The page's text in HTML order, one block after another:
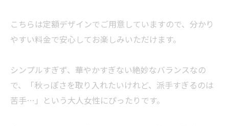
こちらは定額デザインでご用意していますので、分かり
やすい料金で安心してお楽しみいただけます。
シンプルすぎず、華やかすぎない絶妙なバランスなの
で、「秋っぽさを取り入れたいけれど、派手すぎるのは
苦手…」という大人女性にぴったりです。